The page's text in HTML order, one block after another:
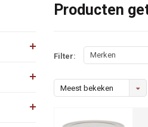
Producten
Filter: Merken
Meest bekeken